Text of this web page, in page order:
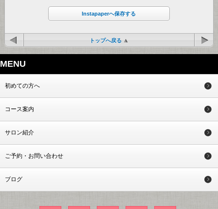
Instapaperへ保存する
トップへ戻る
MENU
初めての方へ
コース案内
サロン紹介
ご予約・お問い合わせ
ブログ